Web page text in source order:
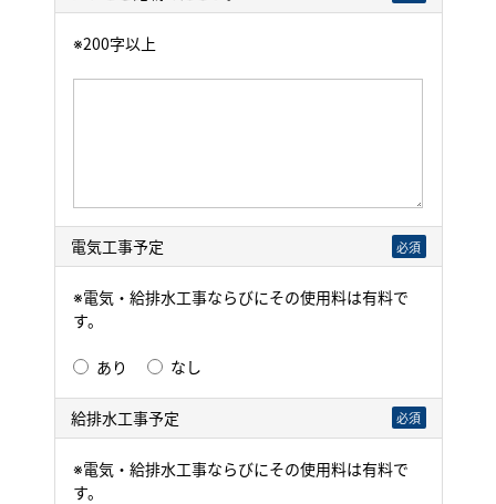
※200字以上
電気工事予定 必須
※電気・給排水工事ならびにその使用料は有料で
す。
あり なし
給排水工事予定 必須
※電気・給排水工事ならびにその使用料は有料で
す。